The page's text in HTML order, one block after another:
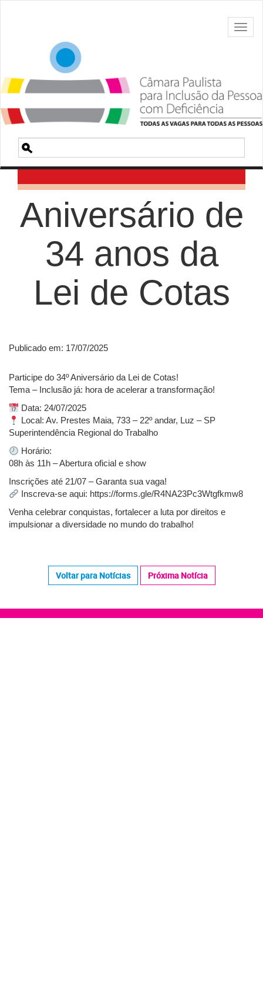
Pesquisa
Aniversário de
34 anos da
Lei de Cotas
Publicado em: 17/07/2025
Participe do 34º Aniversário da Lei de Cotas!
Tema – Inclusão já: hora de acelerar a transformação!
Data: 24/07/2025
Local: Av. Prestes Maia, 733 – 22º andar, Luz – SP
Superintendência Regional do Trabalho
Horário:
08h às 11h – Abertura oficial e show
Inscrições até 21/07 – Garanta sua vaga!
Inscreva-se aqui: https://forms.gle/R4NA23Pc3Wtgfkmw8
Venha celebrar conquistas, fortalecer a luta por direitos e
impulsionar a diversidade no mundo do trabalho!
Voltar para Notícias Próxima Notícia